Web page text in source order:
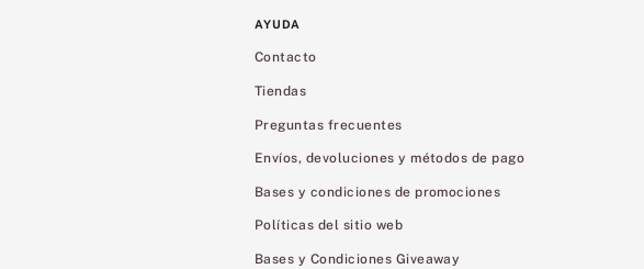
AYUDA
Contacto
Tiendas
Preguntas frecuentes
Envíos, devoluciones y métodos de pago
Bases y condiciones de promociones
Políticas del sitio web
Bases y Condiciones Giveaway